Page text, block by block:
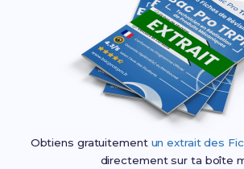
Obtiens gratuitement un extrait des
directement sur ta boîte